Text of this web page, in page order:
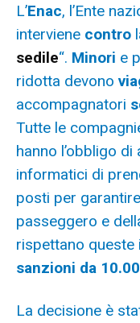
L’Enac, l’Ente
interviene contro
sedile“. Minori e
ridotta devono
accompagnatori
Tutte le
hanno l’obbligo
informatici di
posti per
passeggero e
rispettano queste
sanzioni da
La decisione è